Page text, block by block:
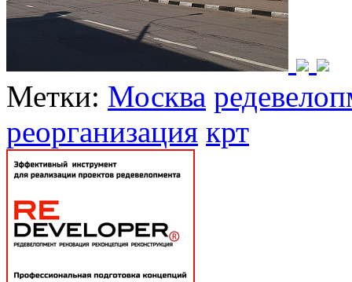
Метки: Москва
реорганизация крт